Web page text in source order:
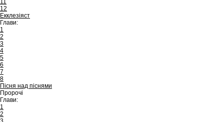
11
12
Екклезіяст
Глави:
1
2
3
4
5
6
7
8
Пісня над піснями
Пророчі
Глави:
1
2